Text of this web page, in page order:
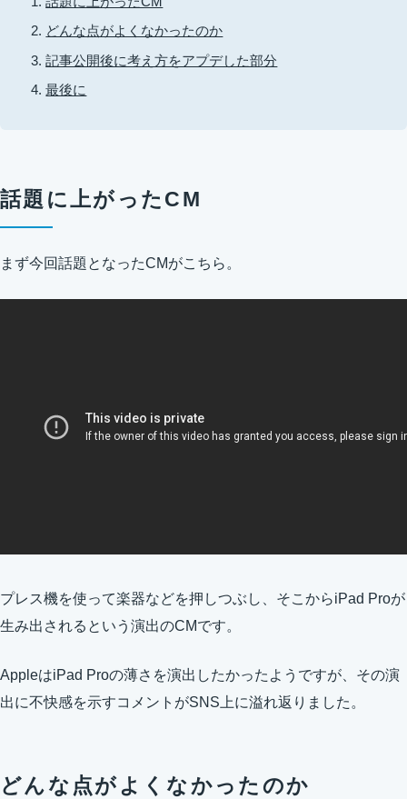
どんな点がよくなかったのか
記事公開後に考え方をアプデした部分
最後に
話題に上がったCM
まず今回話題となったCMがこちら。
プレス機を使って楽器などを押しつぶし、そこからiPad Proが
生み出されるという演出のCMです。
AppleはiPad Proの薄さを演出したかったようですが、その演
出に不快感を示すコメントがSNS上に溢れ返りました。
どんな点がよくなかったのか